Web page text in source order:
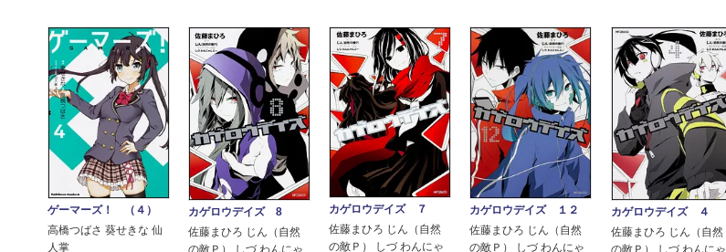
ゲーマーズ！ （４）
高橋つばさ 葵せきな 仙
人掌
カゲロウデイズ 8
佐藤まひろ じん（自然
の敵Ｐ） しづ わんにゃ
カゲロウデイズ ７
佐藤まひろ じん（自然
の敵Ｐ） しづ わんにゃ
カゲロウデイズ １２
佐藤まひろ じん（自然
の敵Ｐ） しづ わんにゃ
カゲロウデイズ ４
佐藤まひろ じん（自然
の敵Ｐ） しづ わんにゃ